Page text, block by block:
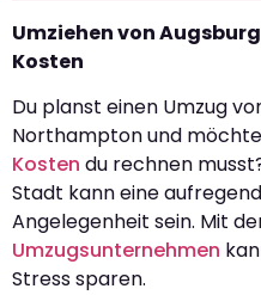
Umziehen von
Kosten
Du planst einen Umzug
Northampton und
Kosten du rechnen
Stadt kann eine
Angelegenheit sein. Mit
Umzugsunternehmen
Stress sparen.